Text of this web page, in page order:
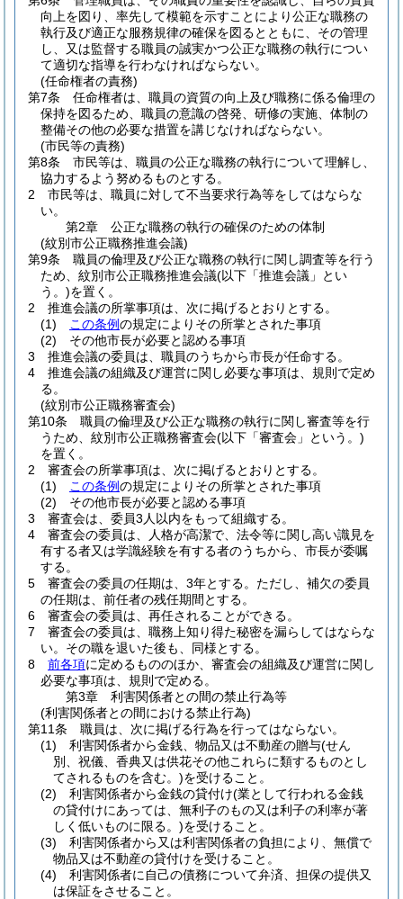
向上を図り、率先して模範を示すことにより公正な職務の
執行及び適正な服務規律の確保を図るとともに、その管理
し、又は監督する職員の誠実かつ公正な職務の執行につい
て適切な指導を行わなければならない。
(任命権者の責務)
第7条
任命権者は、職員の資質の向上及び職務に係る倫理の
保持を図るため、職員の意識の啓発、研修の実施、体制の
整備その他の必要な措置を講じなければならない。
(市民等の責務)
第8条
市民等は、職員の公正な職務の執行について理解し、
協力するよう努めるものとする。
2
市民等は、職員に対して不当要求行為等をしてはならな
い。
第2章
公正な職務の執行の確保のための体制
(紋別市公正職務推進会議)
第9条
職員の倫理及び公正な職務の執行に関し調査等を行う
ため、紋別市公正職務推進会議(以下「推進会議」とい
う。)を置く。
2
推進会議の所掌事項は、次に掲げるとおりとする。
(1)
この条例の規定によりその所掌とされた事項
(2)
その他市長が必要と認める事項
3
推進会議の委員は、職員のうちから市長が任命する。
4
推進会議の組織及び運営に関し必要な事項は、規則で定め
る。
(紋別市公正職務審査会)
第10条
職員の倫理及び公正な職務の執行に関し審査等を行
うため、紋別市公正職務審査会(以下「審査会」という。)
を置く。
2
審査会の所掌事項は、次に掲げるとおりとする。
(1)
この条例の規定によりその所掌とされた事項
(2)
その他市長が必要と認める事項
3
審査会は、委員3人以内をもって組織する。
4
審査会の委員は、人格が高潔で、法令等に関し高い識見を
有する者又は学識経験を有する者のうちから、市長が委嘱
する。
5
審査会の委員の任期は、3年とする。 ただし、補欠の委員
の任期は、前任者の残任期間とする。
6
審査会の委員は、再任されることができる。
7
審査会の委員は、職務上知り得た秘密を漏らしてはならな
い。 その職を退いた後も、同様とする。
8
前各項に定めるもののほか、審査会の組織及び運営に関し
必要な事項は、規則で定める。
第3章
利害関係者との間の禁止行為等
(利害関係者との間における禁止行為)
第11条
職員は、次に掲げる行為を行ってはならない。
(1)
利害関係者から金銭、物品又は不動産の贈与(せん
別、祝儀、香典又は供花その他これらに類するものとし
てされるものを含む。)を受けること。
(2)
利害関係者から金銭の貸付け(業として行われる金銭
の貸付けにあっては、無利子のもの又は利子の利率が著
しく低いものに限る。)を受けること。
(3)
利害関係者から又は利害関係者の負担により、無償で
物品又は不動産の貸付けを受けること。
(4)
利害関係者に自己の債務について弁済、担保の提供又
は保証をさせること。